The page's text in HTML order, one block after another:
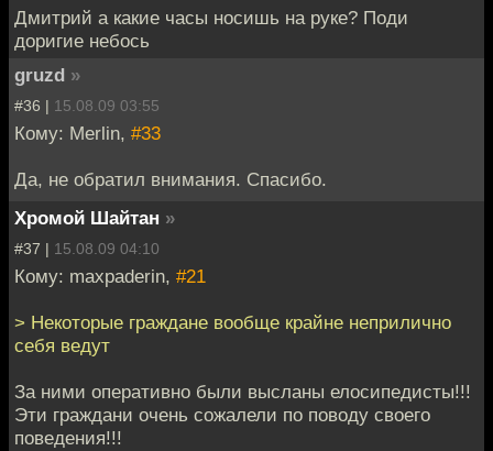
Дмитрий а какие часы носишь на руке? Поди
доригие небось
gruzd »
#36 | 15.08.09 03:55
Кому: Merlin, #33
Да, не обратил внимания. Спасибо.
Хромой Шайтан »
#37 | 15.08.09 04:10
Кому: maxpaderin, #21
> Некоторые граждане вообще крайне неприлично
себя ведут
За ними оперативно были высланы елосипедисты!!!
Эти граждани очень сожалели по поводу своего
поведения!!!